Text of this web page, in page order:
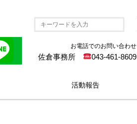
お電話でのお問い合わせ
佐倉事務所 043-461-8609
活動報告